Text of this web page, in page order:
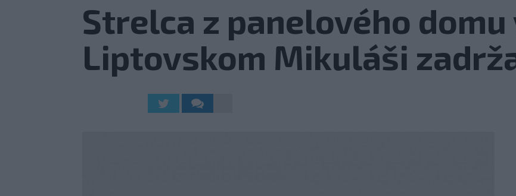
Strelca z panelového domu
Liptovskom Mikuláši